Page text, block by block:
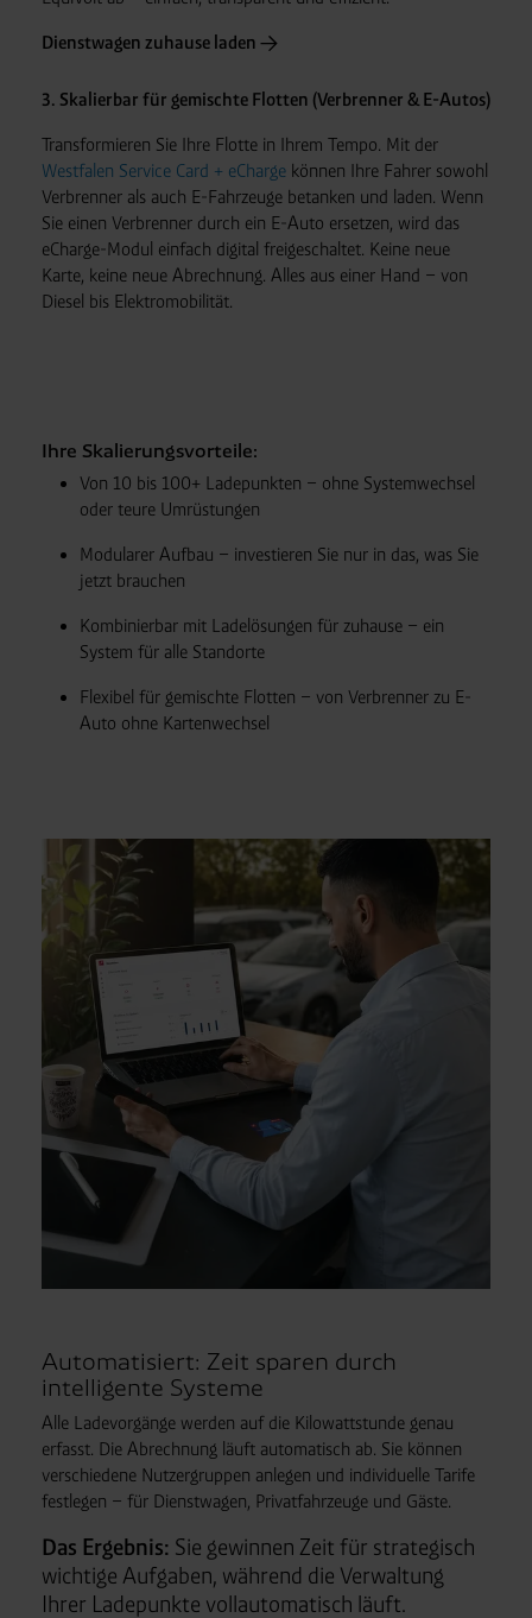
Dienstwagen zuhause laden
3. Skalierbar für gemischte Flotten (Verbrenner & E-Autos)
Transformieren Sie Ihre Flotte in Ihrem Tempo. Mit der
Westfalen Service Card + eChargekönnen Ihre Fahrer sowohl
Verbrenner als auch E-Fahrzeuge betanken und laden. Wenn
Sie einen Verbrenner durch ein E-Auto ersetzen, wird das
eCharge-Modul einfach digital freigeschaltet. Keine neue
Karte, keine neue Abrechnung. Alles aus einer Hand – von
Diesel bis Elektromobilität.
Ihre Skalierungsvorteile:
Von 10 bis 100+ Ladepunkten – ohne Systemwechsel
oder teure Umrüstungen
Modularer Aufbau – investieren Sie nur in das, was Sie
jetzt brauchen
Kombinierbar mit Ladelösungen für zuhause – ein
System für alle Standorte
Flexibel für gemischte Flotten – von Verbrenner zu E-
Auto ohne Kartenwechsel
Automatisiert: Zeit sparen durch
intelligente Systeme
Alle Ladevorgänge werden auf die Kilowatt­stunde genau
erfasst. Die Abrechnung läuft automatisch ab. Sie können
verschiedene Nutzer­gruppen anlegen und individuelle Tarife
festlegen – für Dienstwagen, Privat­fahrzeuge und Gäste.
Das Ergebnis: Sie gewinnen Zeit für strategisch
wichtige Aufgaben, während die Verwaltung
Ihrer Lade­punkte vollautomatisch läuft.